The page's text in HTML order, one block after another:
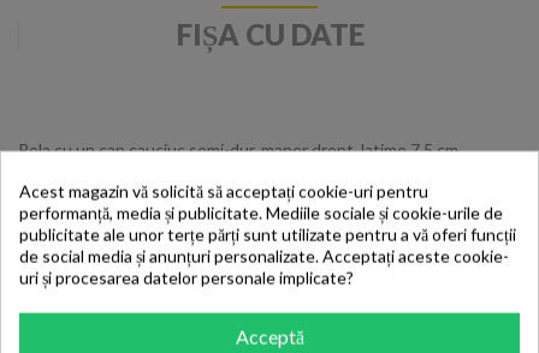
FIȘA CU DATE
Rola cu un cap cauciuc semi-dur, maner drept, latime 7,5 cm
7 ALTE PRODUSE IN ACEEASI
Acest magazin vă solicită să acceptați cookie-uri pentru
performanță, media și publicitate. Mediile sociale și cookie-urile de
publicitate ale unor terțe părți sunt utilizate pentru a vă oferi funcții
de social media și anunțuri personalizate. Acceptați aceste cookie-
uri și procesarea datelor personale implicate?
Acceptă